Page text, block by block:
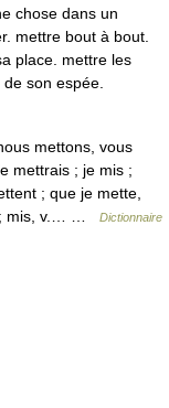
chose dans un
mettre bout à bout.
place. mettre les
son espée.
mettons, vous
mettrais ; je mis ;
; que je mette,
; mis, v.… …
Dictionnaire